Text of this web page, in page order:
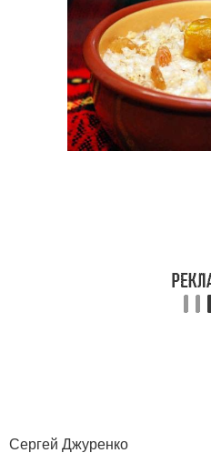
Сергей Джуренко